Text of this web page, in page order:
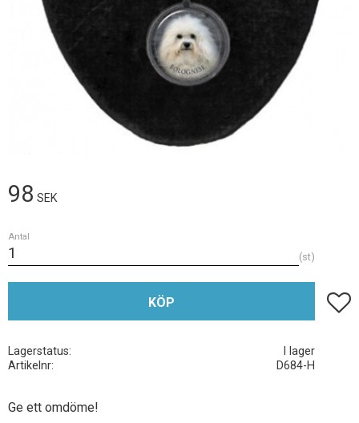
98 SEK
Antal
st
KÖP Lägg
Lagerstatus
I lager
Artikelnr
D684-H
Ge ett omdöme!